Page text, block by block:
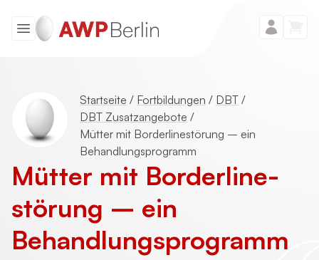
Startseite / Fortbildungen / DBT /
DBT Zusatzangebote /
Mütter mit Borderlinestörung – ein
Behandlungsprogramm
Mütter mit Borderline­
störung – ein
Behandlungsprogramm